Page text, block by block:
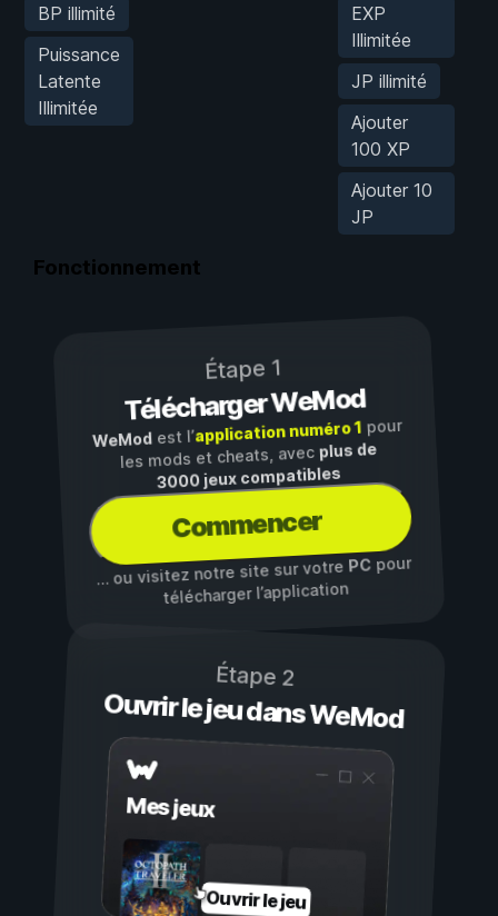
BP illimité
Puissance
Latente
Illimitée
EXP
Illimitée
JP illimité
Ajouter
100 XP
Ajouter 10
JP
Fonctionnement
Étape 1
Télécharger WeMod
WeModest l’application numéro 1pour
les mods et cheats, avec plus de
3000 jeux compatibles
Commencer
… ou visitez notre site sur votre PCpour
télécharger l’application
Étape 2
Ouvrir le jeu dans WeMod
Mes jeux
Ouvrir le jeu